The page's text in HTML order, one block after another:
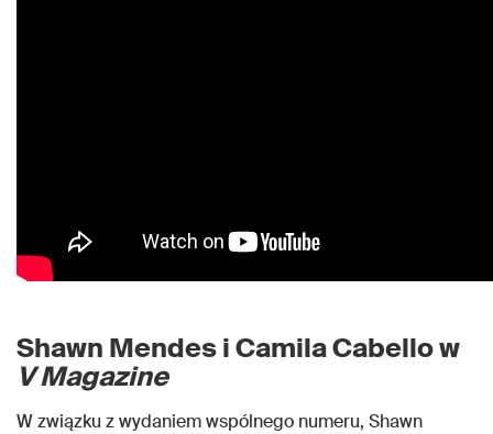
Shawn Mendes i Camila Cabello w
V Magazine
W związku z wydaniem wspólnego numeru, Shawn